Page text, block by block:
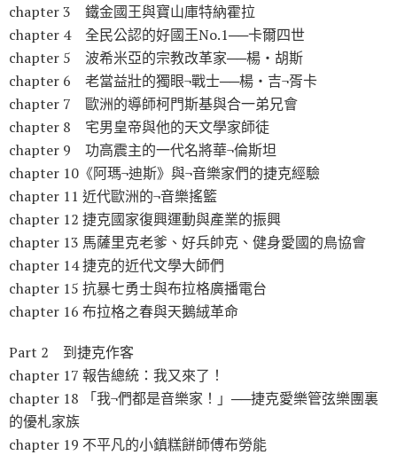
chapter 3 鐵金國王與寶山庫特納霍拉
chapter 4 全民公認的好國王No.1──卡爾四世
chapter 5 波希米亞的宗教改革家──楊‧胡斯
chapter 6 老當益壯的獨眼¬戰士──楊‧吉¬胥卡
chapter 7 歐洲的導師柯門斯基與合一弟兄會
chapter 8 宅男皇帝與他的天文學家師徒
chapter 9 功高震主的一代名將華¬倫斯坦
chapter 10《阿瑪¬迪斯》與¬音樂家們的捷克經驗
chapter 11 近代歐洲的¬音樂搖籃
chapter 12 捷克國家復興運動與產業的振興
chapter 13 馬薩里克老爹、好兵帥克、健身愛國的鳥協會
chapter 14 捷克的近代文學大師們
chapter 15 抗暴七勇士與布拉格廣播電台
chapter 16 布拉格之春與天鵝絨革命
Part 2 到捷克作客
chapter 17 報告總統：我又來了！
chapter 18 「我¬們都是音樂家！」──捷克愛樂管弦樂團裏
的優札家族
chapter 19 不平凡的小鎮糕餅師傅布勞能